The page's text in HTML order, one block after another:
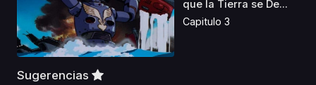
que la Tierra se De...
Capitulo 3
Sugerencias